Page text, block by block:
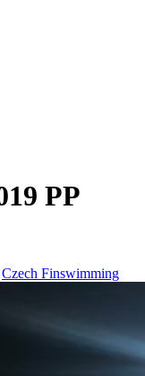
PP
Czech Finswimming